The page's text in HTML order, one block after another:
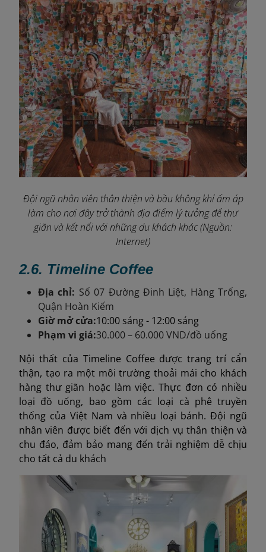
Đội ngũ nhân viên thân thiện và bầu không khí ấm áp
làm cho nơi đây trở thành địa điểm lý tưởng để thư
giãn và kết nối với những du khách khác (Nguồn:
Internet)
2.6. Timeline Coffee
Địa chỉ: Số 07 Đường Đinh Liệt, Hàng Trống,
Quận Hoàn Kiếm
Giờ mở cửa:10:00 sáng - 12:00 sáng
Phạm vi giá:30.000 – 60.000 VND/đồ uống
Nội thất của Timeline Coffee được trang trí cẩn
thận, tạo ra một môi trường thoải mái cho khách
hàng thư giãn hoặc làm việc. Thực đơn có nhiều
loại đồ uống, bao gồm các loại cà phê truyền
thống của Việt Nam và nhiều loại bánh. Đội ngũ
nhân viên được biết đến với dịch vụ thân thiện và
chu đáo, đảm bảo mang đến trải nghiệm dễ chịu
cho tất cả du khách